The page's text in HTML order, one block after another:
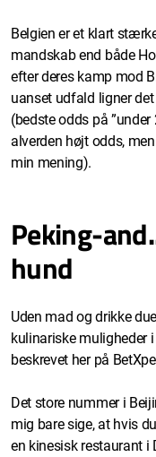
Belgien er et klart
mandskab end både
efter deres kamp mod
uanset udfald ligner
(bedste odds på
alverden højt odds,
min mening).
Peking-
hund
Uden mad og drikke
kulinariske muligheder
beskrevet her på
Det store nummer i
mig bare sige, at hvis
en kinesisk restaurant i